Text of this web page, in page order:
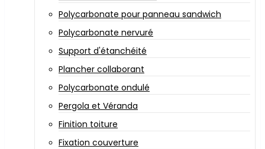
Polycarbonate pour panneau sandwich
Polycarbonate nervuré
Support d'étanchéité
Plancher collaborant
Polycarbonate ondulé
Pergola et Véranda
Finition toiture
Fixation couverture